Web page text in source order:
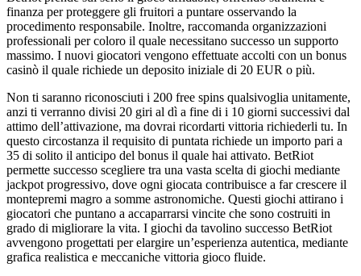
finanza per proteggere gli fruitori a puntare osservando la
procedimento responsabile. Inoltre, raccomanda organizzazioni
professionali per coloro il quale necessitano successo un supporto
massimo. I nuovi giocatori vengono effettuate accolti con un bonus
casinò il quale richiede un deposito iniziale di 20 EUR o più.
Non ti saranno riconosciuti i 200 free spins qualsivoglia unitamente,
anzi ti verranno divisi 20 giri al dì a fine di i 10 giorni successivi dal
attimo dell’attivazione, ma dovrai ricordarti vittoria richiederli tu. In
questo circostanza il requisito di puntata richiede un importo pari a
35 di solito il anticipo del bonus il quale hai attivato. BetRiot
permette successo scegliere tra una vasta scelta di giochi mediante
jackpot progressivo, dove ogni giocata contribuisce a far crescere il
montepremi magro a somme astronomiche. Questi giochi attirano i
giocatori che puntano a accaparrarsi vincite che sono costruiti in
grado di migliorare la vita. I giochi da tavolino successo BetRiot
avvengono progettati per elargire un’esperienza autentica, mediante
grafica realistica e meccaniche vittoria gioco fluide.